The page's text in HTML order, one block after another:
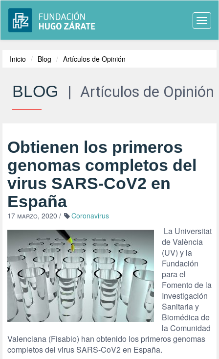
Inicio Blog Artículos de Opinión
BLOG | Artículos de Opinión
Obtienen los primeros
genomas completos del
virus SARS-CoV2 en
España
17 marzo, 2020 / Coronavirus
La Universitat
de València
(UV) y la
Fundación
para el
Fomento de la
Investigación
Sanitaria y
Biomédica de
la Comunidad
Valenciana (Fisabio) han obtenido los primeros genomas
completos del virus SARS-CoV2 en España.